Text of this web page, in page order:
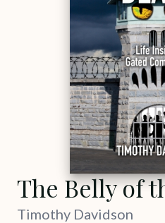
The Belly of
Timothy Davidson